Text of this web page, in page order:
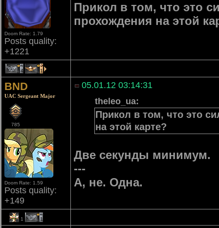
Doom Rate: 1.79
Posts quality:
+1221
Прикол в том, что это
прохождения на этой
4 1
BND
UAC Sergeant Major
785
Doom Rate: 1.59
Posts quality:
+149
05.01.12 03:14:31
theleo_ua:
Прикол в том, что это
на этой карте?
Две секунды минимум.
---
А, не. Одна.
1 1